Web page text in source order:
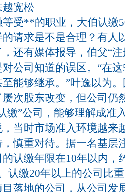
宽松
**的职业，大伯认缴
请求是不是合理？有人
还有媒体报导，伯父“
司知道的误区。“在这
能够继承。”叶逸以为
次股东改变，但公司仍
”公司，能够理解成准
当时市场准入环境越来
慎重对待。据一名基层
认缴年限在10年以内，
认缴20年以上的公司比
落地的公司，从公司发